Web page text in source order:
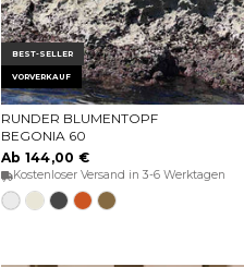
BEST-SELLER
VORVERKAUF
OPTIONEN WÄHLEN
RUNDER BLUMENTOPF
BEGONIA 60
Ab 144,00 €
Kostenloser Versand in 3-6 Werktagen
WeissOpak-
Beige
Anthrazit
Terracota
Bronze